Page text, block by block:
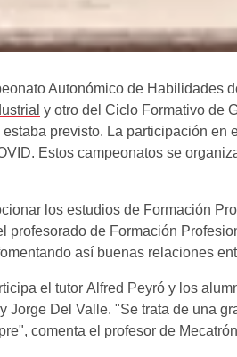
Autonómico de Habilidades
y otro del Ciclo Formativo de
previsto. La participación en
Estos campeonatos se
los estudios de Formación
de Formación
así buenas relaciones
el tutor Alfred Peyró y los
Del Valle. "Se trata de una
comenta el profesor de